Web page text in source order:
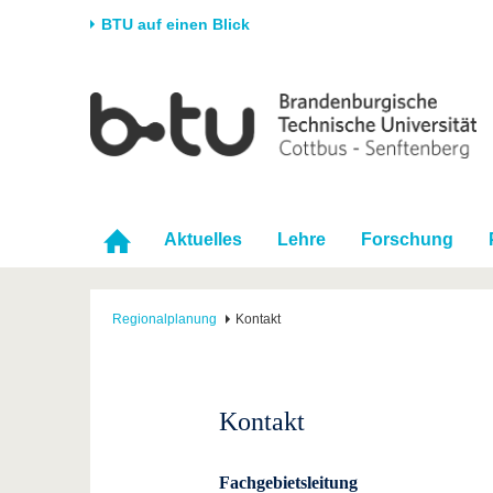
BTU auf einen Blick
Universität
Karriere & Engagement
Partnerschaften &
Strukturwandel
Forschung
Förderung
Wissenschaftlicher
Nachwuchs
Im
Aktuelles Lehre Forschung
Regionalplanung Kontakt
Kontakt
Fachgebietsleitung